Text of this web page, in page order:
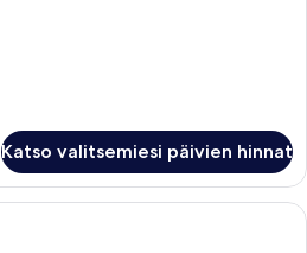
Katso valitsemiesi päivien hinnat
Hirsihuone, jossa on suuri sänky,